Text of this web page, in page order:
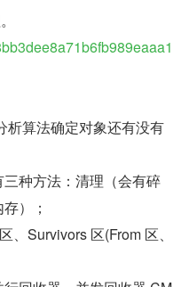
析算法确定对象还有没有
种方法：清理（会有碎
）；
Survivors 区(From 区、